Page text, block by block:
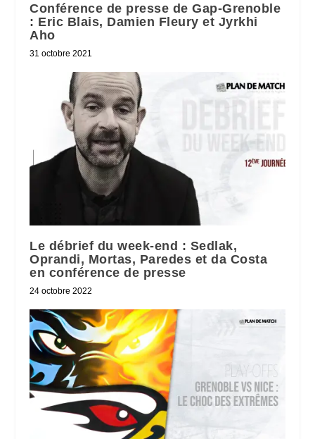
Conférence de presse de Gap-Grenoble
: Eric Blais, Damien Fleury et Jyrkhi
Aho
31 octobre 2021
Le débrief du week-end : Sedlak,
Oprandi, Mortas, Paredes et da Costa
en conférence de presse
24 octobre 2022